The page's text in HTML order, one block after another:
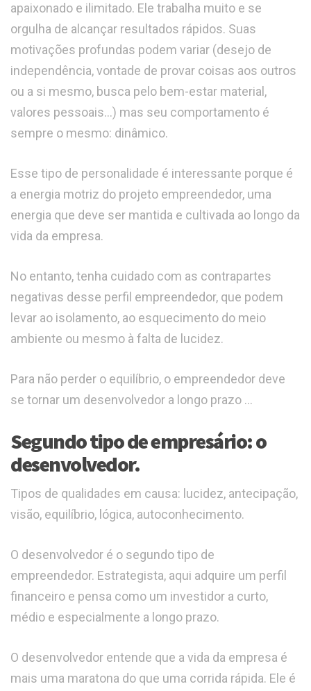
apaixonado e ilimitado. Ele trabalha muito e se
orgulha de alcançar resultados rápidos. Suas
motivações profundas podem variar (desejo de
independência, vontade de provar coisas aos outros
ou a si mesmo, busca pelo bem-estar material,
valores pessoais…) mas seu comportamento é
sempre o mesmo: dinâmico.
Esse tipo de personalidade é interessante porque é
a energia motriz do projeto empreendedor, uma
energia que deve ser mantida e cultivada ao longo da
vida da empresa.
No entanto, tenha cuidado com as contrapartes
negativas desse perfil empreendedor, que podem
levar ao isolamento, ao esquecimento do meio
ambiente ou mesmo à falta de lucidez.
Para não perder o equilíbrio, o empreendedor deve
se tornar um desenvolvedor a longo prazo …
Segundo tipo de empresário: o
desenvolvedor.
Tipos de qualidades em causa: lucidez, antecipação,
visão, equilíbrio, lógica, autoconhecimento.
O desenvolvedor é o segundo tipo de
empreendedor. Estrategista, aqui adquire um perfil
financeiro e pensa como um investidor a curto,
médio e especialmente a longo prazo.
O desenvolvedor entende que a vida da empresa é
mais uma maratona do que uma corrida rápida. Ele é